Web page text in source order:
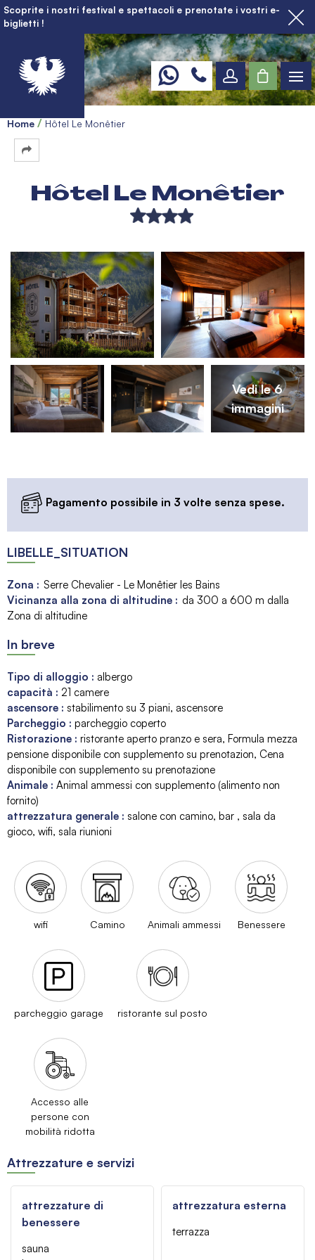
Scoprite i nostri festival e spettacoli e prenotate i vostri e-
biglietti !
Home Hôtel Le Monêtier
Hôtel Le Monêtier
Vedi le 6
immagini
Pagamento possibile in 3 volte senza spese.
LIBELLE_SITUATION
Zona : Serre Chevalier - Le Monêtier les Bains
Vicinanza alla zona di altitudine : da 300 a 600 m dalla
Zona di altitudine
In breve
Tipo di alloggio : albergo
capacità : 21 camere
ascensore : stabilimento su 3 piani ascensore
Parcheggio : parcheggio coperto
Ristorazione : ristorante aperto pranzo e sera Formula mezza
pensione disponibile con supplemento su prenotazion Cena
disponibile con supplemento su prenotazione
Animale : Animal ammessi con supplemento (alimento non
fornito)
attrezzatura generale : salone con camino bar
sala da
gioco wifi sala riunioni
wifi Camino Animali ammessi Benessere
parcheggio garage ristorante sul posto
Accesso alle
persone con
mobilità ridotta
Attrezzature e servizi
attrezzature di
benessere
sauna
attrezzatura esterna
terrazza